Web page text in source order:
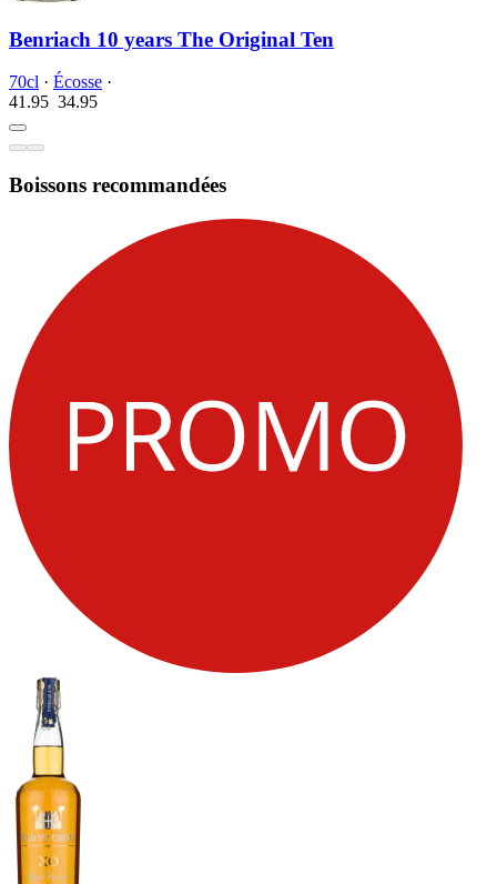
Benriach 10 years The Original Ten
70cl · Écosse ·
41.95 34.95
Boissons recommandées